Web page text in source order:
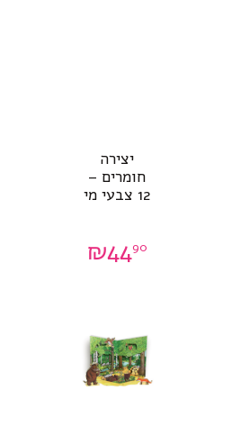
יצירה
חומרים –
12 צבעי מי
₪4490